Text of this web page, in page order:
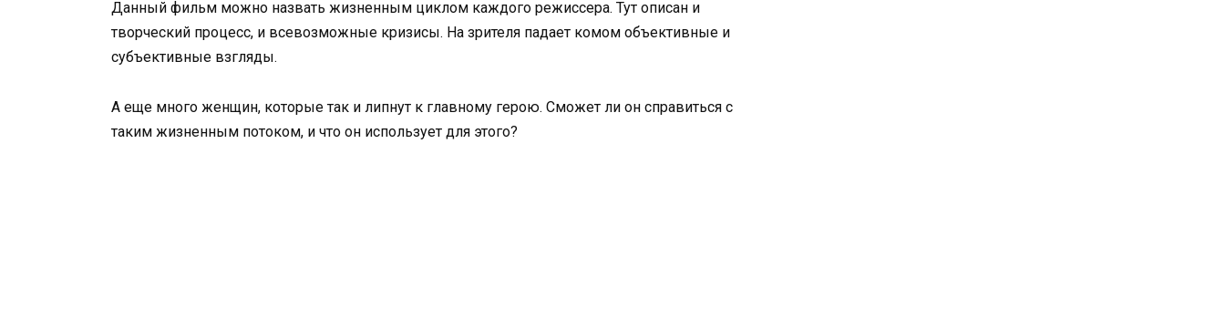
Данный фильм можно назвать жизненным циклом каждого режиссера. Тут описан и
творческий процесс, и всевозможные кризисы. На зрителя падает комом объективные и
субъективные взгляды.
А еще много женщин, которые так и липнут к главному герою. Сможет ли он справиться с
таким жизненным потоком, и что он использует для этого?